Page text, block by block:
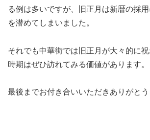
る例は多いですが、旧正月は新暦の採
を潜めてしまいました。
それでも中華街では旧正月が大々的に
時期はぜひ訪れてみる価値があります。
最後までお付き合いいただきありがとう